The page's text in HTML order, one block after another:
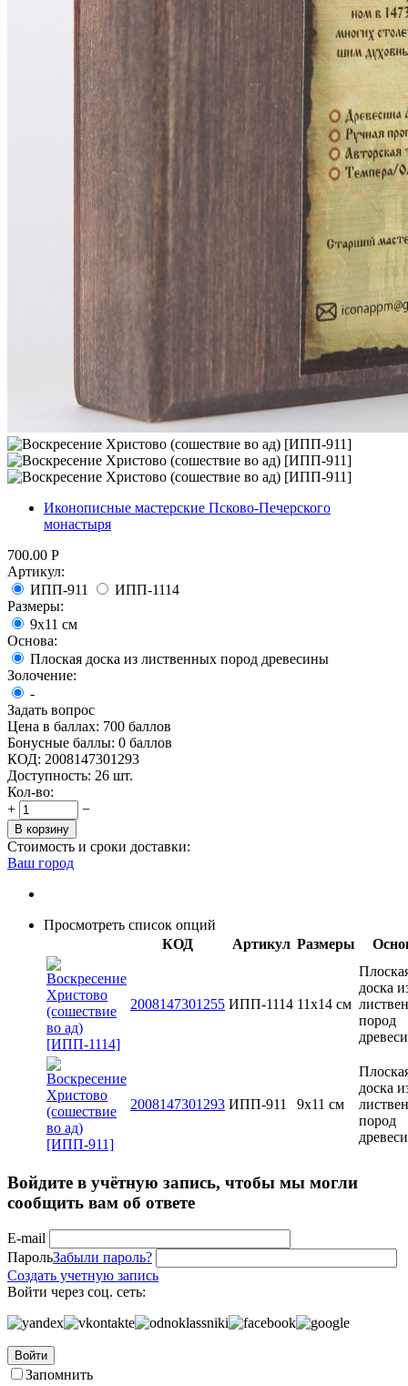
Иконописные мастерские Псково-Печерского
монастыря
700.00 Р
Артикул:
ИПП-911
ИПП-1114
Размеры:
9х11 см
Основа:
Плоская доска из лиственных пород древесины
Золочение:
-
Задать вопрос
Цена в баллах: 700 баллов
Бонусные баллы: 0 баллов
КОД: 2008147301293
Доступность: 26 шт.
Кол-во:
+
−
В корзину
Стоимость и сроки доставки:
Ваш город
Просмотреть список опций
КОД
Артикул Размеры
2008147301255 ИПП-1114 11х14 см
доска
пород
2008147301293 ИПП-911 9х11 см
доска
пород
Войдите в учётную запись, чтобы мы могли
сообщить вам об ответе
E-mail
ПарольЗабыли пароль?
Создать учетную запись
Войти через соц. сеть:
Войти
Запомнить